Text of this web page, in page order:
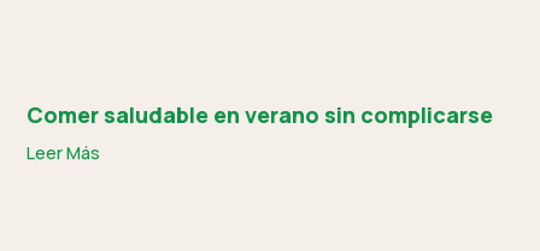
Comer saludable en verano sin complicarse
Leer Más